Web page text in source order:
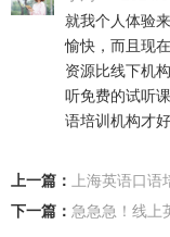
就我个人体验
愉快，而且现
资源比线下机
听免费的试听
语培训机构才好
上一篇：
上海英语口
下一篇： 急急急！线上